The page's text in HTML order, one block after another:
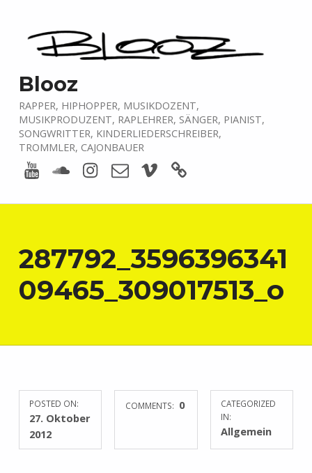
Blooz
RAPPER, HIPHOPPER, MUSIKDOZENT,
MUSIKPRODUZENT, RAPLEHRER, SÄNGER, PIANIST,
SONGWRITTER, KINDERLIEDERSCHREIBER,
TROMMLER, CAJONBAUER
Youtube
Soundcloud
Instagram
E-MailVimeo
287792_3596396341
09465_309017513_o
POSTED ON:
27. Oktober
2012
COMMENTS: 0
CATEGORIZED
IN:
Allgemein